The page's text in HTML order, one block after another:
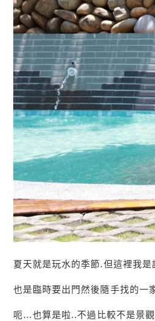
夏天就是玩水的季節.但這裡我是
也是臨時要出門然後隨手找的
呃…也算是啦..不過比較不是景